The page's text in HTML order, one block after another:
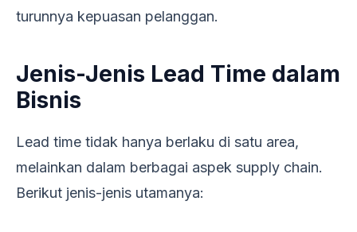
turunnya kepuasan pelanggan.
Jenis-Jenis Lead Time dalam
Bisnis
Lead time tidak hanya berlaku di satu area,
melainkan dalam berbagai aspek supply chain.
Berikut jenis-jenis utamanya: